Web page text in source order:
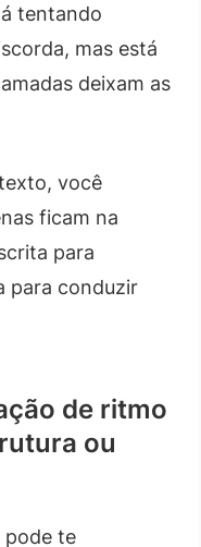
tentando
mas está
deixam as
você
ficam na
para
para conduzir
de ritmo
ou
pode te